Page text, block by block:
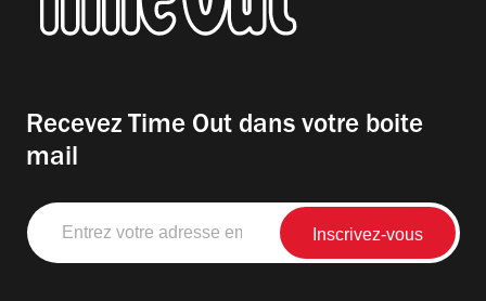
Recevez Time Out dans votre boite
mail
Entrez
votre
adresse